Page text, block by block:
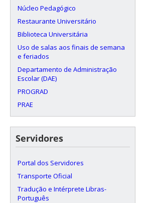
Núcleo Pedagógico
Restaurante Universitário
Biblioteca Universitária
Uso de salas aos finais de semana
e feriados
Departamento de Administração
Escolar (DAE)
PROGRAD
PRAE
Servidores
Portal dos Servidores
Transporte Oficial
Tradução e Intérprete Libras-
Português